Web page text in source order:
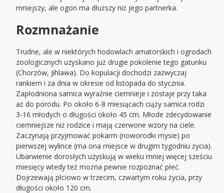
mniejszy, ale ogon ma dłuższy niż jego partnerka.
Rozmnażanie
Trudne, ale w niektórych hodowlach amatorskich i ogrodach
zoologicznych uzyskano już drugie pokolenie tego gatunku
(Chorzów, Jihlawa). Do kopulacji dochodzi zazwyczaj
rankiem i za dnia w okresie od listopada do stycznia.
Zapłodniona samica wyraźnie ciemnieje i zostaje przy taka
aż do porodu. Po około 6-8 miesiącach ciąży samica rodzi
3-16 młodych o długości około 45 cm. Młode zdecydowanie
ciemniejsze niż rodzice i mają czerwone wzory na ciele.
Zaczynają przyjmować pokarm (noworodki mysie) po
pierwszej wylince (ma ona miejsce w drugim tygodniu życia).
Ubarwienie dorosłych uzyskują w wieku mniej więcej sześciu
miesięcy wtedy też można pewnie rozpoznać płeć.
Dojrzewają płciowo w trzecim, czwartym roku życia, przy
długości około 120 cm.